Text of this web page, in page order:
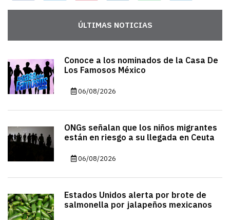
ÚLTIMAS NOTICIAS
Conoce a los nominados de la Casa De
Los Famosos México
06/08/2026
ONGs señalan que los niños migrantes
están en riesgo a su llegada en Ceuta
06/08/2026
Estados Unidos alerta por brote de
salmonella por jalapeños mexicanos